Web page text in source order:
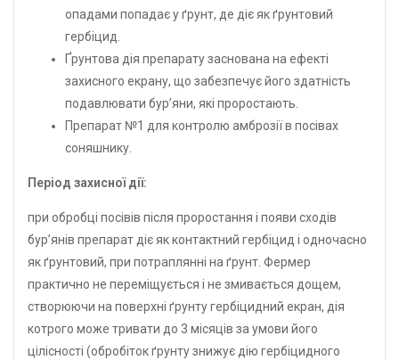
опадами попадає у ґрунт, де діє як ґрунтовий
гербіцид.
Ґрунтова дія препарату заснована на ефекті
захисного екрану, що забезпечує його здатність
подавлювати бур’яни, які проростають.
Препарат №1 для контролю амброзії в посівах
соняшнику.
Період захисної дії:
при обробці посівів після проростання і появи сходів
бур’янів препарат діє як контактний гербіцид і одночасно
як ґрунтовий, при потраплянні на ґрунт. Фермер
практично не переміщується і не змивається дощем,
створюючи на поверхні ґрунту гербіцидний екран, дія
котрого може тривати до 3 місяців за умови його
цілісності (обробіток ґрунту знижує дію гербіцидного